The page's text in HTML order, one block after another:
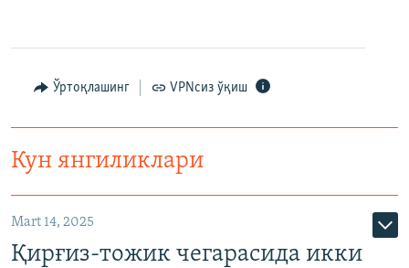
Ўртоқлашинг VPNсиз ўқиш
Кун янгиликлари
Mart 14, 2025
Қирғиз-тожик чегарасида икки